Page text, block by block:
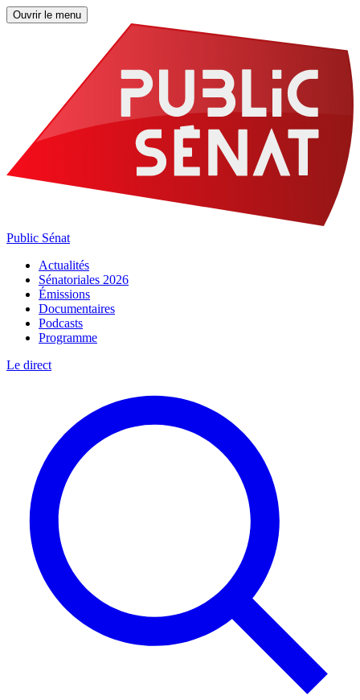
Ouvrir le menu
Public Sénat
Actualités
Sénatoriales 2026
Émissions
Documentaires
Podcasts
Programme
Le direct